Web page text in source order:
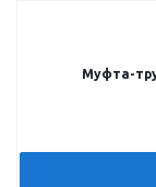
Муфта-